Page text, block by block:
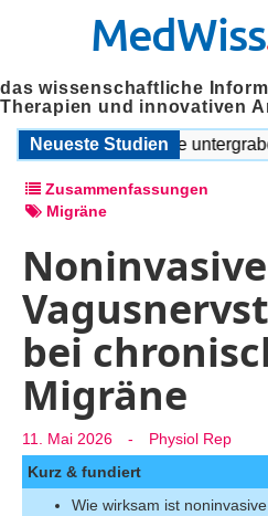
MedWiss
das wissenschaftliche
Therapien und innovativen
Neueste Studien
Probleme untergraben
Zusammenfassungen
Migräne
Noninvasive
bei
Migräne
11. Mai 2026 -
Physiol Rep
Kurz & fundiert
Wie wirksam ist